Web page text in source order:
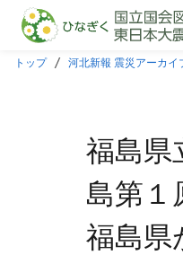
本文に飛ぶ
トップ 河北新報 震災アーカイ
福島県
島第１
福島県